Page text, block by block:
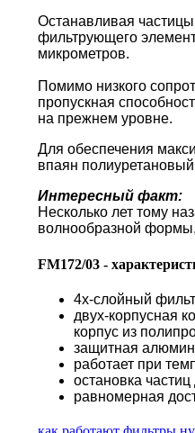
Останавливая
фильтрующего
микрометров.
Помимо низкого
пропускная
на прежнем уровне.
Для обеспечения
впаян
Интересный факт:
Несколько лет тому
волнообразной
FM172/03 -
4х-слойный
двух-корпусная
корпус из
защитная
работает при
остановка
равномерная